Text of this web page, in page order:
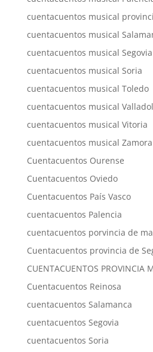
cuentacuentos musical
cuentacuentos musical
cuentacuentos musical Segovia
cuentacuentos musical Soria
cuentacuentos musical Toledo
cuentacuentos musical
cuentacuentos musical Vitoria
cuentacuentos musical Zamora
Cuentacuentos Ourense
Cuentacuentos Oviedo
Cuentacuentos País Vasco
cuentacuentos Palencia
cuentacuentos porvincia de
Cuentacuentos provincia de
CUENTACUENTOS PROVINCIA
Cuentacuentos Reinosa
cuentacuentos Salamanca
cuentacuentos Segovia
cuentacuentos Soria